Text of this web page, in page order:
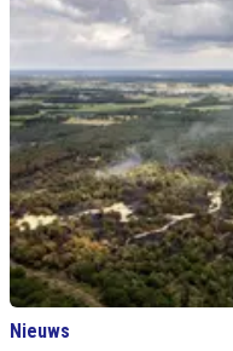
Nieuws